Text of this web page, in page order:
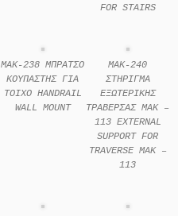
FOR STAIRS
MAK-238 ΜΠΡΑΤΣΟ
ΚΟΥΠΑΣΤΗΣ ΓΙΑ
ΤΟΙΧΟ HANDRAIL
WALL MOUNT
MAK-240
ΣΤΗΡΙΓΜΑ
ΕΞΩΤΕΡΙΚΗΣ
ΤΡΑΒΕΡΣΑΣ MAK –
113 EXTERNAL
SUPPORT FOR
TRAVERSE MAK –
113